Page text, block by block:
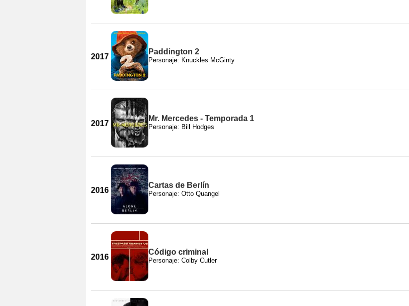
2017
Paddington 2
Personaje: Knuckles McGinty
2017
Mr. Mercedes - Temporada 1
Personaje: Bill Hodges
2016
Cartas de Berlín
Personaje: Otto Quangel
2016
Código criminal
Personaje: Colby Cutler